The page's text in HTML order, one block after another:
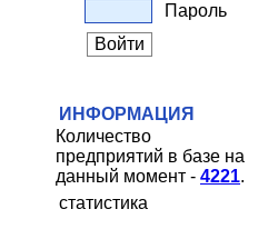
Пароль
ИНФОРМАЦИЯ
Количество
предприятий в базе на
данный момент - 4221.
статистика